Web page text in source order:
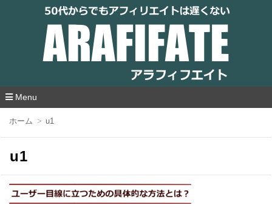
アラフィフエイト｜ 50代からでもアフィリ
エイトは遅くない
Menu
移
ホーム u1
u1